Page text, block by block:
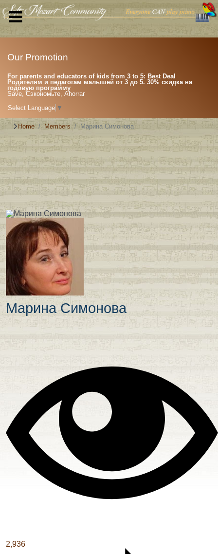
Our Promotion
For parents and educators of kids from 3 to 5: Best Deal
Родителям и педагогам малышей от 3 до 5. 30% скидка на
годовую программу
Save, Сэкономьте, Ahorrar
Select Language ▼
Home Members Марина Симонова
Марина Симонова
2,936